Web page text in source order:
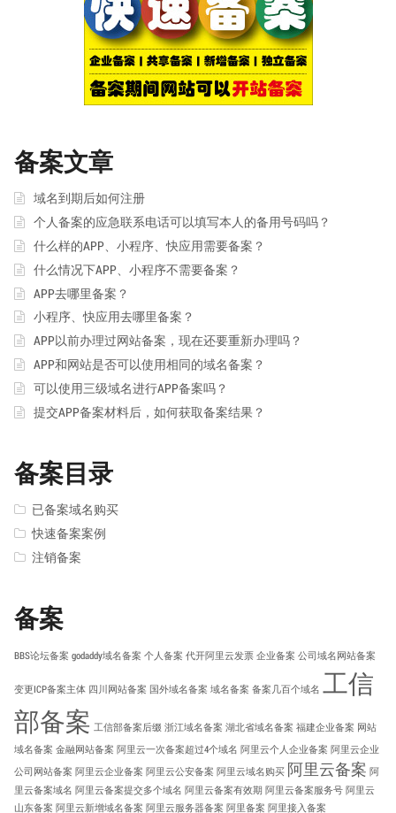
备案文章
域名到期后如何注册
个人备案的应急联系电话可以填写本人的备用号码吗？
什么样的APP、小程序、快应用需要备案？
什么情况下APP、小程序不需要备案？
APP去哪里备案？
小程序、快应用去哪里备案？
APP以前办理过网站备案，现在还要重新办理吗？
APP和网站是否可以使用相同的域名备案？
可以使用三级域名进行APP备案吗？
提交APP备案材料后，如何获取备案结果？
备案目录
已备案域名购买
快速备案案例
注销备案
备案
BBS论坛备案 godaddy域名备案 个人备案 代开阿里云发票 企业备案 公司域名网站备案
变更ICP备案主体 四川网站备案 国外域名备案 域名备案 备案几百个域名 工信
部备案 工信部备案后缀 浙江域名备案 湖北省域名备案 福建企业备案 网站
域名备案 金融网站备案 阿里云一次备案超过4个域名 阿里云个人企业备案 阿里云企业
公司网站备案 阿里云企业备案 阿里云公安备案 阿里云域名购买 阿里云备案 阿
里云备案域名 阿里云备案提交多个域名 阿里云备案有效期 阿里云备案服务号 阿里云
山东备案 阿里云新增域名备案 阿里云服务器备案 阿里备案 阿里接入备案